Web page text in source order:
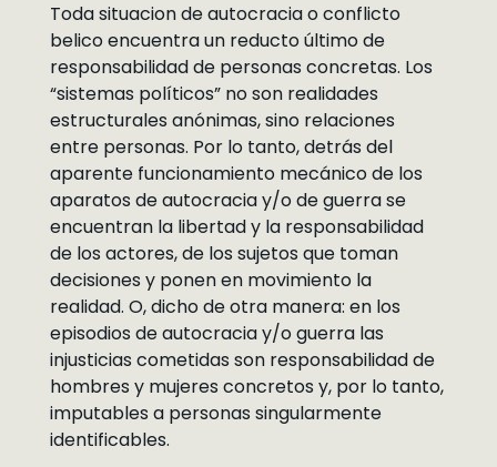
Toda situacion de autocracia o conflicto
belico encuentra un reducto último de
responsabilidad de personas concretas. Los
“sistemas políticos” no son realidades
estructurales anónimas, sino relaciones
entre personas. Por lo tanto, detrás del
aparente funcionamiento mecánico de los
aparatos de autocracia y/o de guerra se
encuentran la libertad y la responsabilidad
de los actores, de los sujetos que toman
decisiones y ponen en movimiento la
realidad. O, dicho de otra manera: en los
episodios de autocracia y/o guerra las
injusticias cometidas son responsabilidad de
hombres y mujeres concretos y, por lo tanto,
imputables a personas singularmente
identificables.